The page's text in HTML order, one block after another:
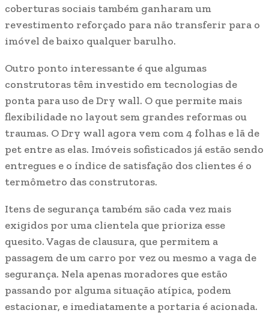
coberturas sociais também ganharam um
revestimento reforçado para não transferir para o
imóvel de baixo qualquer barulho.
Outro ponto interessante é que algumas
construtoras têm investido em tecnologias de
ponta para uso de Dry wall. O que permite mais
flexibilidade no layout sem grandes reformas ou
traumas. O Dry wall agora vem com 4 folhas e lã de
pet entre as elas. Imóveis sofisticados já estão sendo
entregues e o índice de satisfação dos clientes é o
termômetro das construtoras.
Itens de segurança também são cada vez mais
exigidos por uma clientela que prioriza esse
quesito. Vagas de clausura, que permitem a
passagem de um carro por vez ou mesmo a vaga de
segurança. Nela apenas moradores que estão
passando por alguma situação atípica, podem
estacionar, e imediatamente a portaria é acionada.